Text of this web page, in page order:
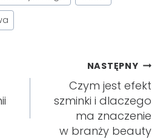
NASTĘPNY
Czym jest efekt
szminki i dlaczego
ma znaczenie
w branży beauty